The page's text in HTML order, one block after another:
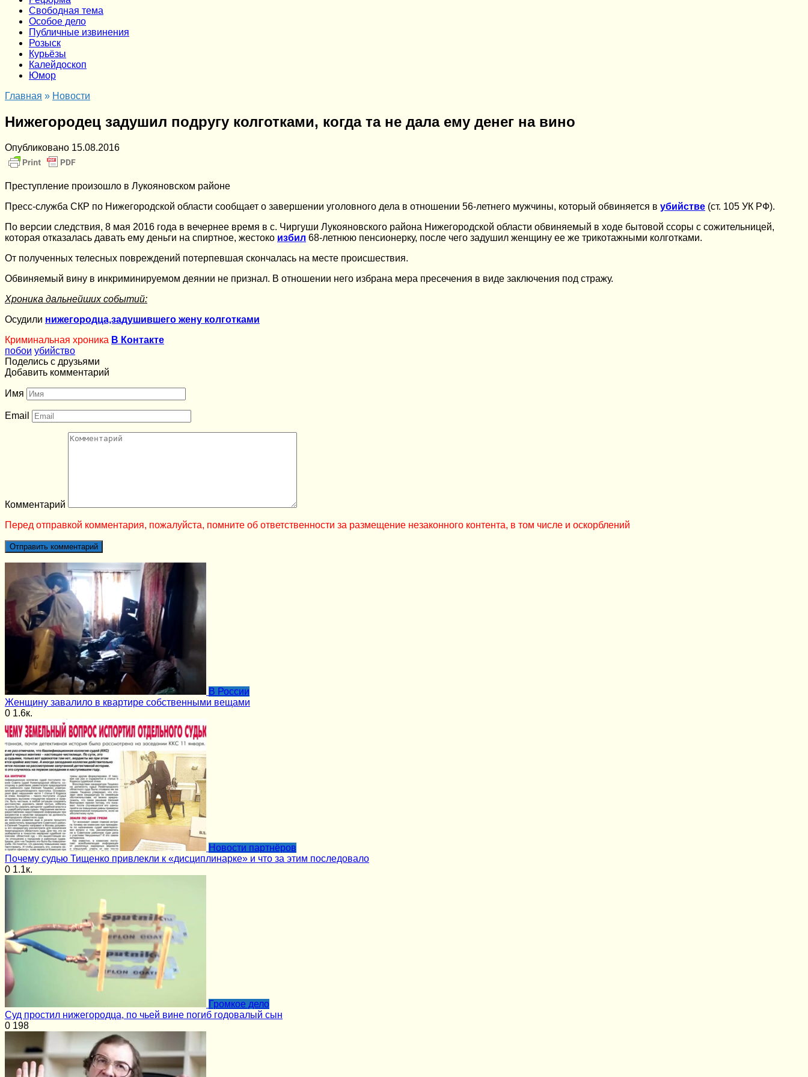
Cвободная тема
Особое дело
Публичные извинения
Розыск
Курьёзы
Калейдоскоп
Юмор
Главная » Новости
Нижегородец задушил подругу колготками, когда та не дала ему денег на вино
Опубликовано 15.08.2016
Преступление произошло в Лукояновском районе
Пресс-служба СКР по Нижегородской области сообщает о завершении уголовного дела в отношении 56-летнего мужчины, который обвиняется в убийстве (ст. 105 УК РФ).
По версии следствия, 8 мая 2016 года в вечернее время в с. Чиргуши Лукояновского района Нижегородской области обвиняемый в ходе бытовой ссоры с сожительницей,
которая отказалась давать ему деньги на спиртное, жестоко избил 68-летнюю пенсионерку, после чего задушил женщину ее же трикотажными колготками.
От полученных телесных повреждений потерпевшая скончалась на месте происшествия.
Обвиняемый вину в инкриминируемом деянии не признал. В отношении него избрана мера пресечения в виде заключения под стражу.
Хроника дальнейших событий:
Осудили нижегородца,задушившего жену колготками
Криминальная хроника В Контакте
побои убийство
Поделись с друзьями
Добавить комментарий
Имя
Email
Комментарий
Перед отправкой комментария, пожалуйста, помните об ответственности за размещение незаконного контента, в том числе и оскорблений
В России
Женщину завалило в квартире собственными вещами
0 1.6к.
Новости партнёров
Почему судью Тищенко привлекли к «дисциплинарке» и что за этим последовало
0 1.1к.
Громкое дело
Суд простил нижегородца, по чьей вине погиб годовалый сын
0 198